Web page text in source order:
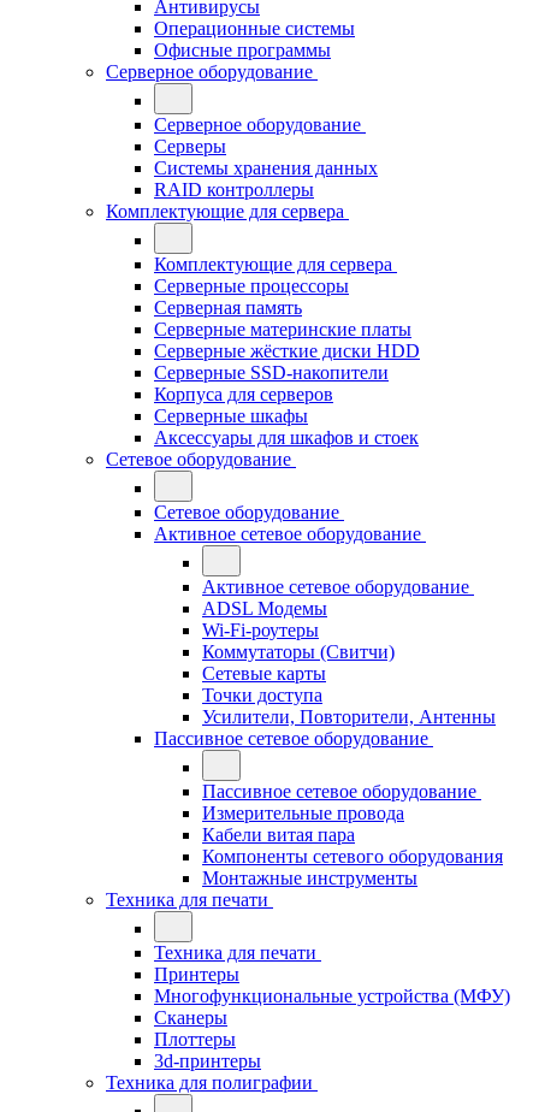
Антивирусы
Операционные системы
Офисные программы
Серверное оборудование
Серверное оборудование
Серверы
Системы хранения данных
RAID контроллеры
Комплектующие для сервера
Комплектующие для сервера
Серверные процессоры
Серверная память
Серверные материнские платы
Серверные жёсткие диски HDD
Серверные SSD-накопители
Корпуса для серверов
Серверные шкафы
Аксессуары для шкафов и стоек
Сетевое оборудование
Сетевое оборудование
Активное сетевое оборудование
Активное сетевое оборудование
ADSL Модемы
Wi-Fi-роутеры
Коммутаторы (Свитчи)
Сетевые карты
Точки доступа
Усилители, Повторители, Антенны
Пассивное сетевое оборудование
Пассивное сетевое оборудование
Измерительные провода
Кабели витая пара
Компоненты сетевого оборудования
Монтажные инструменты
Техника для печати
Техника для печати
Принтеры
Многофункциональные устройства (МФУ)
Сканеры
Плоттеры
3d-принтеры
Техника для полиграфии